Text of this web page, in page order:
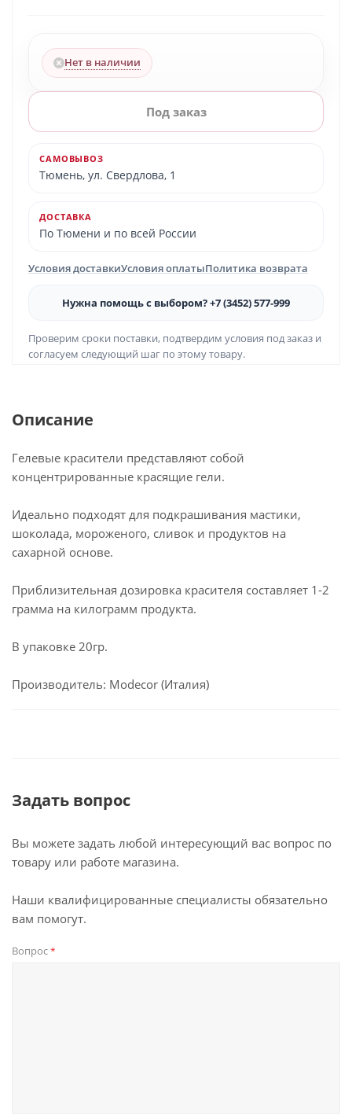
Нет в наличии
Под заказ
САМОВЫВОЗ
Тюмень, ул. Свердлова, 1
ДОСТАВКА
По Тюмени и по всей России
Условия доставкиУсловия оплатыПолитика возврата
Нужна помощь с выбором? +7 (3452) 577-999
Проверим сроки поставки, подтвердим условия под заказ и
согласуем следующий шаг по этому товару.
Описание
Гелевые красители представляют собой
концентрированные красящие гели.
Идеально подходят для подкрашивания мастики,
шоколада, мороженого, сливок и продуктов на
сахарной основе.
Приблизительная дозировка красителя составляет 1-2
грамма на килограмм продукта.
В упаковке 20гр.
Производитель: Modecor (Италия)
Задать вопрос
Вы можете задать любой интересующий вас вопрос по
товару или работе магазина.
Наши квалифицированные специалисты обязательно
вам помогут.
Вопрос*